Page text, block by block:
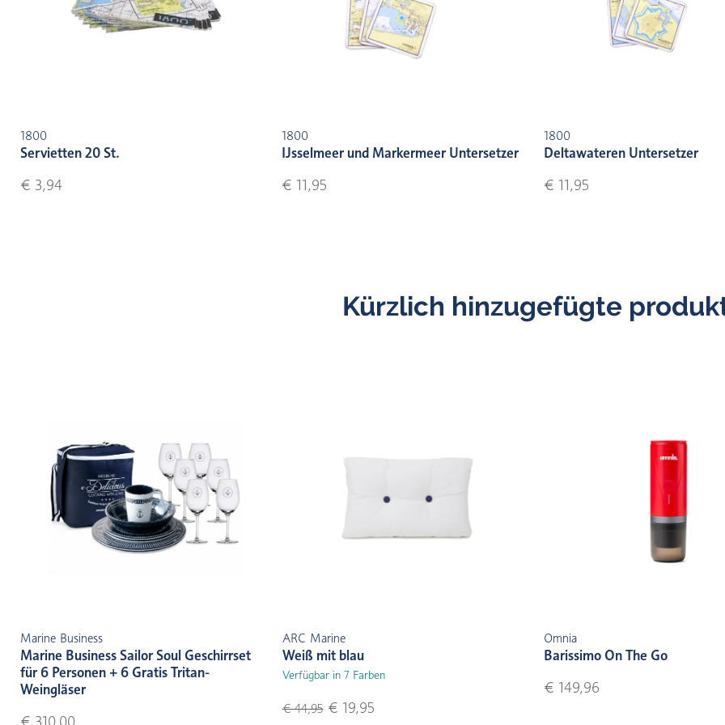
1800
Servietten 20 St.
€ 3,94
1800
IJsselmeer und Markermeer Untersetzer
€ 11,95
1800
Deltawateren Untersetzer
€ 11,95
Kürzlich hinzugefügte
Marine Business
Marine Business Sailor Soul Geschirrset
für 6 Personen + 6 Gratis Tritan-
Weingläser
€ 310,00
ARC Marine
Weiß mit blau
Verfügbar in 7 Farben
€ 44,95€ 19,95
Omnia
Barissimo On The Go
€ 149,96